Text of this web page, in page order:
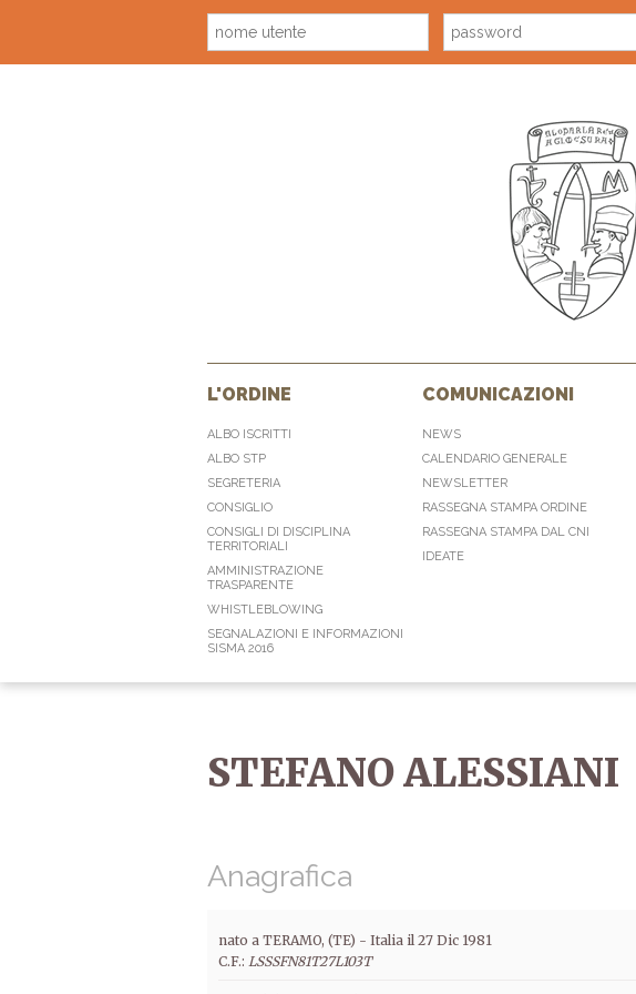
L'ORDINE
ALBO ISCRITTI
ALBO STP
SEGRETERIA
CONSIGLIO
CONSIGLI DI DISCIPLINA
TERRITORIALI
AMMINISTRAZIONE
TRASPARENTE
WHISTLEBLOWING
SEGNALAZIONI E INFORMAZIONI
SISMA 2016
COMUNICAZIONI
NEWS
CALENDARIO GENERALE
NEWSLETTER
RASSEGNA STAMPA ORDINE
RASSEGNA STAMPA DAL CNI
IDEATE
STEFANO ALESSIANI
Anagrafica
nato a TERAMO, (TE) - Italia il 27 Dic 1981
C.F.: LSSSFN81T27L103T